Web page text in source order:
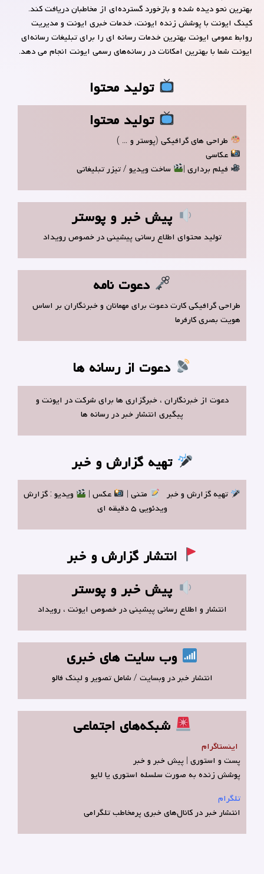
بهترین نحو دیده شده و بازخورد گسترده‌ای از مخاطبان دریافت کند.
کینگ ایونت با پوشش زنده ایونت، خدمات خبری ایونت و مدیریت
روابط عمومی ایونت بهترین خدمات رسانه ای را برای تبلیغات رسانه‌ای
ایونت شما با بهترین امکانات در رسانه‌های رسمی ایونت انجام می دهد.
تولید محتوا
تولید محتوا
طراحی های گرافیکی (پوستر و … )
عکاسی
فیلم برداری |
ساخت ویدیو / تیزر تبلیغاتی
پیش خبر و پوستر
تولید محتوای اطلاع رسانی پیشینی در خصوص رویداد
دعوت نامه
طراحی گرافیکی کارت دعوت برای مهمانان و خبرنگاران بر اساس
هویت بصری کارفرما
دعوت از رسانه ها
دعوت از خبرنگاران ، خبرگزاری ها برای شرکت در ایونت و
پیگیری انتشار خبر در رسانه ها
تهیه گزارش و خبر
تهیه گزارش و خبر متنی | عکس |
ویدیو : گزارش
ویدئویی ۵ دقیقه ای
انتشار گزارش و خبر
پیش خبر و پوستر
انتشار و اطلاع رسانی پیشینی در خصوص ایونت ، رویداد
وب سایت های خبری
انتشار خبر در وبسایت / شامل تصویر و لینک فالو
شبکه‌های اجتماعی
اینستاگرام
پست و استوری | پیش خبر و خبر
پوشش زنده به صورت سلسله استوری یا لایو
تلگرام
انتشار خبر در کانال‌های خبری پرمخاطب تلگرامی